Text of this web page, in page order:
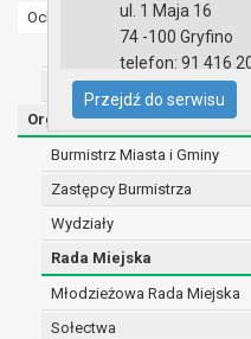
Ochrona danych osobowych
Urząd Miasta i Gminy w
Straż Miejska
Organy
Burmistrz Miasta i Gminy
Zastępcy Burmistrza
Wydziały
Rada Miejska
Młodzieżowa Rada Miejska
Sołectwa
ul. 1 Maja 16
74 -100 Gryfino
telefon: 91 416
e-mail:
Dane kontaktowe
telefon: 91 416
e-mail:
Pani/Pana dane
realizacji
szeregu
zawarcia i
ochrony
Przejdź do serwisu